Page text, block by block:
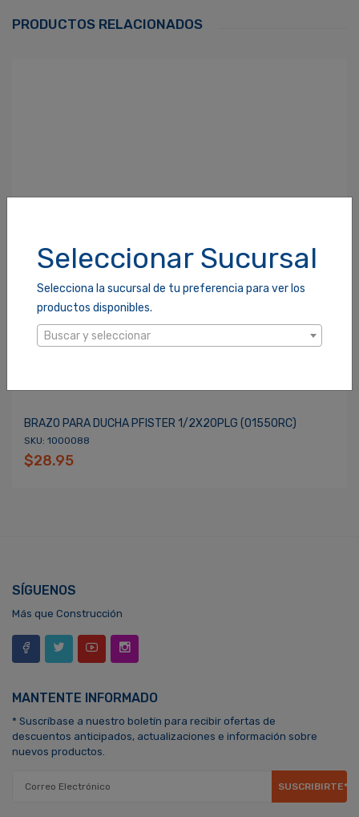
Seleccionar Sucursal
Selecciona la sucursal de tu preferencia para ver los
productos disponibles.
Buscar y seleccionar
PRODUCTOS RELACIONADOS
BRAZO PARA DUCHA PFISTER 1/2X20PLG (01550RC)
SKU: 1000088
$28.95
SÍGUENOS
Más que Construcción
MANTENTE INFORMADO
* Suscríbase a nuestro boletín para recibir ofertas de
descuentos anticipados, actualizaciones e información sobre
nuevos productos.
SUSCRIBIRTE*